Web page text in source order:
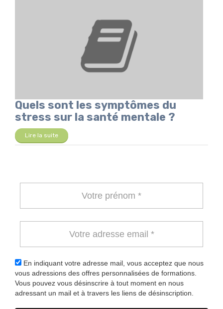
Quels sont les symptômes du
stress sur la santé mentale ?
Lire la suite
En indiquant votre adresse mail, vous acceptez que nous
vous adressions des offres personnalisées de formations.
Vous pouvez vous désinscrire à tout moment en nous
adressant un mail et à travers les liens de désinscription.